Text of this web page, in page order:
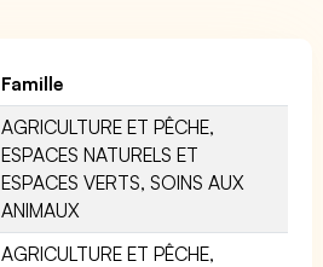
Famille
AGRICULTURE ET PÊCHE,
ESPACES NATURELS ET
ESPACES VERTS, SOINS AUX
ANIMAUX
AGRICULTURE ET PÊCHE,